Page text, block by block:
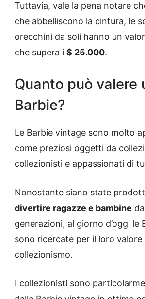
Tuttavia, vale la pena notare
che abbelliscono la cintura, le
orecchini da soli hanno un
che supera i $ 25.000.
Quanto può valere
Barbie?
Le Barbie vintage sono molto
come preziosi oggetti da
collezionisti e appassionati di
Nonostante siano state
divertire ragazze e bambine
generazioni, al giorno d’oggi le
sono ricercate per il loro valore
collezionismo.
I collezionisti sono